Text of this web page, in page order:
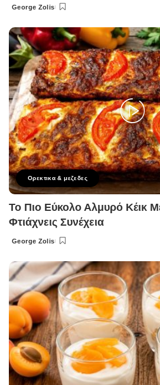
Posted
George Zolis
Ορεκτικα & μεζεδες
Το Πιο Εύκολο Αλμυρό Κέικ
Φτιάχνεις Συνέχεια
Posted
George Zolis